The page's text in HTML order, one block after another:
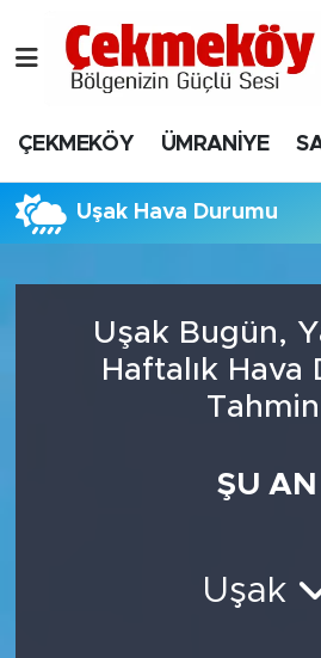
ÇEKMEKÖY ÜMRANİYE
Uşak Hava Durumu
Uşak Bugün,
Haftalık Hava
ŞU AN
Uşak
Nöbetçi Eczaneler
Hava Durumu
Namaz Vakitleri
Süper Lig Puan Durumu
Tüm Manşetler